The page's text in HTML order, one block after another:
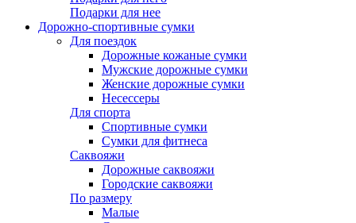
Подарки для нее
Дорожно-спортивные сумки
Для поездок
Дорожные кожаные сумки
Мужские дорожные сумки
Женские дорожные сумки
Несессеры
Для спорта
Спортивные сумки
Сумки для фитнеса
Саквояжи
Дорожные саквояжи
Городские саквояжи
По размеру
Малые